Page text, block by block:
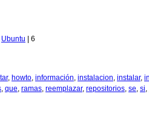
Ubuntu 6
, howto, información, instalacion, instalar,
, que, ramas, reemplazar, repositorios, se, si,